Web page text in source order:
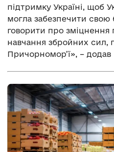
підтримку Україні, щоб
могла забезпечити
говорити про зміцнення
навчання збройних сил,
Причорномор’ї», –